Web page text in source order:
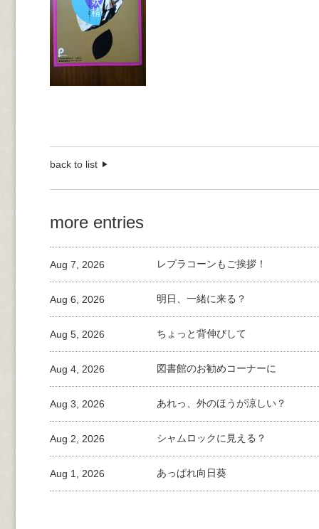
back to list
more entries
レプラコーンもご挨拶！
Aug 7, 2026
明日、一緒に来る？
Aug 6, 2026
ちょっと背伸びして
Aug 5, 2026
図書館のお勧めコーナーに
Aug 4, 2026
あれっ、外のほうが涼しい？
Aug 3, 2026
シャムロックに見える？
Aug 2, 2026
あっぱれ向日葵
Aug 1, 2026